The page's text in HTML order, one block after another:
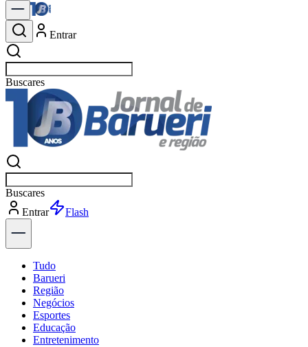
Entrar
Buscar
Buscar
Entrar
Explorar
Tudo
Barueri
Região
Negócios
Esportes
Educação
Entretenimento